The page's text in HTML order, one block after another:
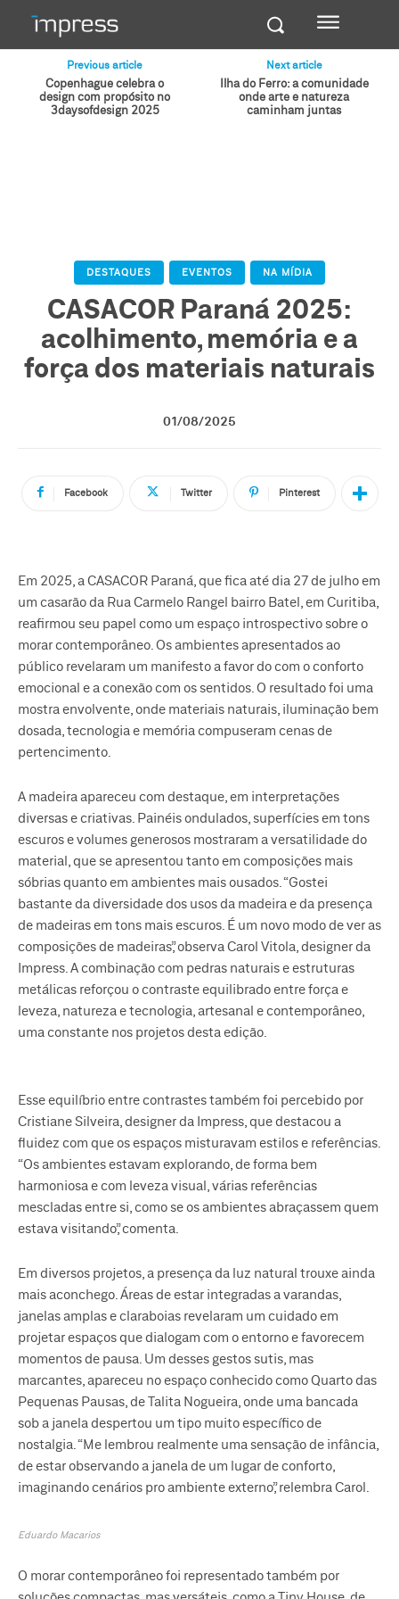
Previous article
Copenhague celebra o
design com propósito no
3daysofdesign 2025
Next article
Ilha do Ferro: a comunidade
onde arte e natureza
caminham juntas
DESTAQUES EVENTOS NA MÍDIA
CASACOR Paraná 2025:
acolhimento, memória e a
força dos materiais naturais
01/08/2025
Facebook Twitter Pinterest
Em 2025, a CASACOR Paraná, que fica até dia 27 de julho em
um casarão da Rua Carmelo Rangel bairro Batel, em Curitiba,
reafirmou seu papel como um espaço introspectivo sobre o
morar contemporâneo. Os ambientes apresentados ao
público revelaram um manifesto a favor do com o conforto
emocional e a conexão com os sentidos. O resultado foi uma
mostra envolvente, onde materiais naturais, iluminação bem
dosada, tecnologia e memória compuseram cenas de
pertencimento.
A madeira apareceu com destaque, em interpretações
diversas e criativas. Painéis ondulados, superfícies em tons
escuros e volumes generosos mostraram a versatilidade do
material, que se apresentou tanto em composições mais
sóbrias quanto em ambientes mais ousados. “Gostei
bastante da diversidade dos usos da madeira e da presença
de madeiras em tons mais escuros. É um novo modo de ver as
composições de madeiras”, observa Carol Vitola, designer da
Impress. A combinação com pedras naturais e estruturas
metálicas reforçou o contraste equilibrado entre força e
leveza, natureza e tecnologia, artesanal e contemporâneo,
uma constante nos projetos desta edição.
Esse equilíbrio entre contrastes também foi percebido por
Cristiane Silveira, designer da Impress, que destacou a
fluidez com que os espaços misturavam estilos e referências.
“Os ambientes estavam explorando, de forma bem
harmoniosa e com leveza visual, várias referências
mescladas entre si, como se os ambientes abraçassem quem
estava visitando”, comenta.
Em diversos projetos, a presença da luz natural trouxe ainda
mais aconchego. Áreas de estar integradas a varandas,
janelas amplas e claraboias revelaram um cuidado em
projetar espaços que dialogam com o entorno e favorecem
momentos de pausa. Um desses gestos sutis, mas
marcantes, apareceu no espaço conhecido como Quarto das
Pequenas Pausas, de Talita Nogueira, onde uma bancada
sob a janela despertou um tipo muito específico de
nostalgia. “Me lembrou realmente uma sensação de infância,
de estar observando a janela de um lugar de conforto,
imaginando cenários pro ambiente externo”, relembra Carol.
Eduardo Macarios
O morar contemporâneo foi representado também por